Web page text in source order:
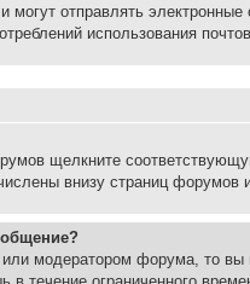
могут отправлять
использования
щелкните
внизу страниц форумов
модератором форума, то